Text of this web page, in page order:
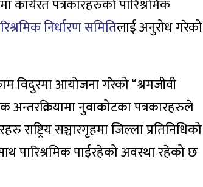
कार्यरत पत्रकारहरुको पारिश्रमिक
निर्धारण समितिलाई अनुरोध गरेको
विदुरमा आयोजना गरेको “श्रमजीवी
अन्तरक्रियामा नुवाकोटका पत्रकारहरुले
राष्ट्रिय सञ्चारगृहमा जिल्ला प्रतिनिधिको
पारिश्रमिक पाईरहेको अवस्था रहेको छ